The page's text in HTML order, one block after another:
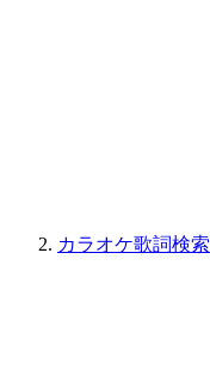
カラオケ歌詞検索